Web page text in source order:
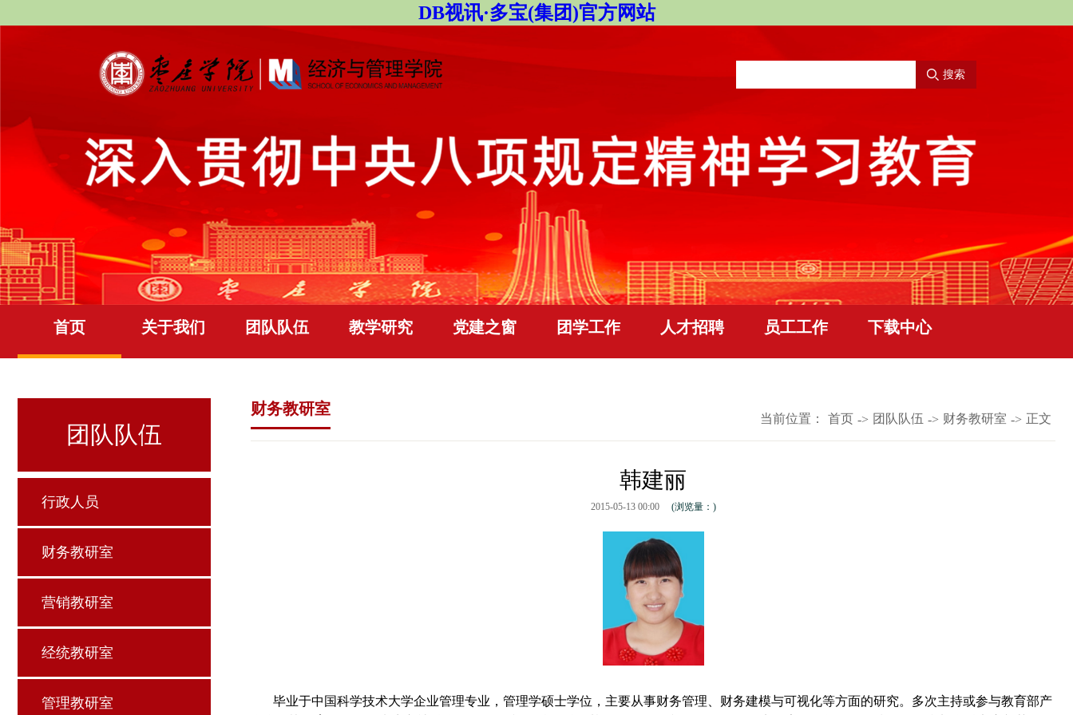
DB视讯·多宝(集团)官方网站
搜索
首页 关于我们 团队队伍 教学研究 党建之窗 团学工作 人才招聘 员工工作 下载中心
团队队伍
行政人员
财务教研室
营销教研室
经统教研室
管理教研室
财务教研室
当前位置： 首页 -> 团队队伍 -> 财务教研室 -> 正文
韩建丽
2015-05-13 00:00 (浏览量： )
毕业于中国科学技术大学企业管理专业，管理学硕士学位，主要从事财务管理、财务建模与可视化等方面的研究。多次主持或参与教育部产